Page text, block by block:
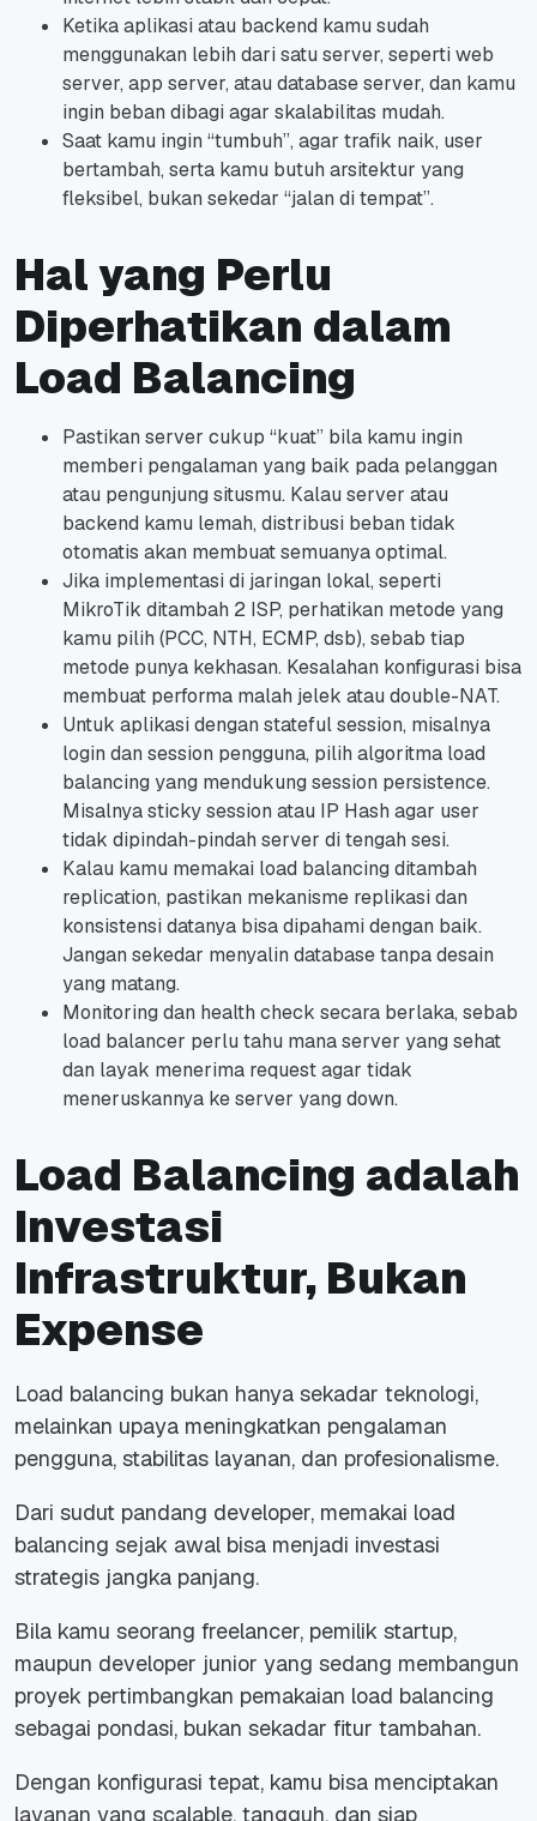
Ketika aplikasi atau backend kamu sudah
menggunakan lebih dari satu server, seperti web
server, app server, atau database server, dan kamu
ingin beban dibagi agar skalabilitas mudah.
Saat kamu ingin “tumbuh”, agar trafik naik, user
bertambah, serta kamu butuh arsitektur yang
fleksibel, bukan sekedar “jalan di tempat”.
Hal yang Perlu
Diperhatikan dalam
Load Balancing
Pastikan server cukup “kuat” bila kamu ingin
memberi pengalaman yang baik pada pelanggan
atau pengunjung situsmu. Kalau server atau
backend kamu lemah, distribusi beban tidak
otomatis akan membuat semuanya optimal.
Jika implementasi di jaringan lokal, seperti
MikroTik ditambah 2 ISP, perhatikan metode yang
kamu pilih (PCC, NTH, ECMP, dsb), sebab tiap
metode punya kekhasan. Kesalahan konfigurasi bisa
membuat performa malah jelek atau double-NAT.
Untuk aplikasi dengan stateful session, misalnya
login dan session pengguna, pilih algoritma load
balancing yang mendukung session persistence.
Misalnya sticky session atau IP Hash agar user
tidak dipindah-pindah server di tengah sesi.
Kalau kamu memakai load balancing ditambah
replication, pastikan mekanisme replikasi dan
konsistensi datanya bisa dipahami dengan baik.
Jangan sekedar menyalin database tanpa desain
yang matang.
Monitoring dan health check secara berlaka, sebab
load balancer perlu tahu mana server yang sehat
dan layak menerima request agar tidak
meneruskannya ke server yang down.
Load Balancing adalah
Investasi
Infrastruktur, Bukan
Expense
Load balancing bukan hanya sekadar teknologi,
melainkan upaya meningkatkan pengalaman
pengguna, stabilitas layanan, dan profesionalisme.
Dari sudut pandang developer, memakai load
balancing sejak awal bisa menjadi investasi
strategis jangka panjang.
Bila kamu seorang freelancer, pemilik startup,
maupun developer junior yang sedang membangun
proyek pertimbangkan pemakaian load balancing
sebagai pondasi, bukan sekadar fitur tambahan.
Dengan konfigurasi tepat, kamu bisa menciptakan
layanan yang scalable, tangguh, dan siap